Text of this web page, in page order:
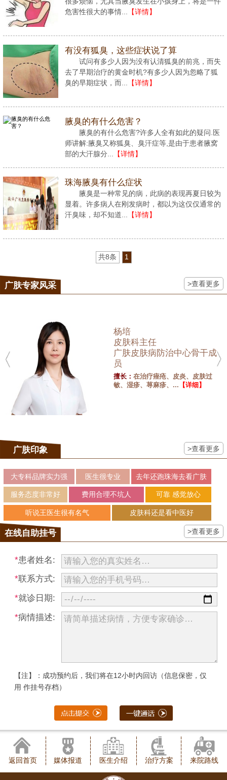
危害性很大的事情... 【详情】
有没有狐臭，这些症状说了算
试问有多少人因为没有认清狐臭的前兆，而失
去了早期治疗的黄金时机?有多少人因为忽略了狐
臭的早期症状，而...
【详情】
腋臭的有什么危害？
腋臭的有什么危害?许多人全有如此的疑问.医
师讲解:腋臭又称狐臭、臭汗症等,是由于患者腋窝
部的大汗腺分...
【详情】
珠海腋臭有什么症状
腋臭是一种常见的病，此病的表现再夏日较为
显着。许多病人在刚发病时，都以为这仅仅通常的
汗臭味，却不知道...
【详情】
共8条 1
广肤专家风采 >查看更多
杨培
皮肤科主任
广肤皮肤病防治中心骨干成
员
擅长：在治疗痤疮、皮炎、皮肤过
敏、湿疹、荨麻疹、... 【详细】
广肤印象 >查看更多
大专科品牌实力强 医生很专业 去年还跑珠海去看广肤
服务态度非常好 费用合理不坑人 可靠 感觉放心
听说王医生很有名气 皮肤科还是看中医好
在线自助挂号 >查看更多
*患者姓名:
*联系方式:
*就诊日期:
*病情描述:
【注】：成功预约后，我们将在12小时内回访（信息保密，仅
用 作挂号存档）
返回首页 媒体报道 医生介绍 治疗方案 来院路线